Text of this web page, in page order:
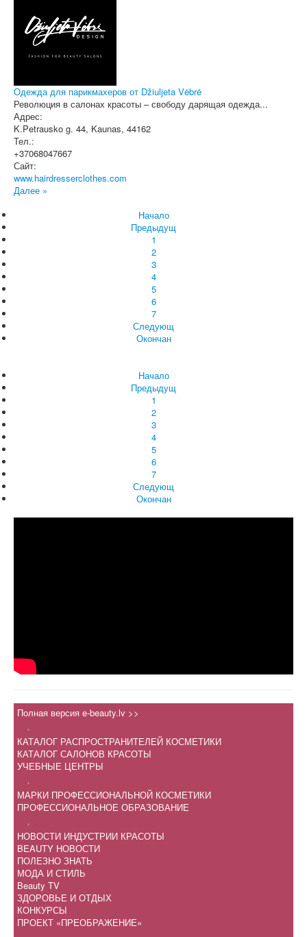
Одежда для парикмахеров от Džiuljeta Vėbrė
Революция в салонах красоты – свободу дарящая одежда...
Адрес:
K.Petrausko g. 44, Kaunas, 44162
Тел.:
+37068047667
Сайт:
www.hairdresserclothes.com
Далее »
Начало
Предыдущ
1
2
3
4
5
6
7
Следующ
Окончан
Начало
Предыдущ
1
2
3
4
5
6
7
Следующ
Окончан
Полная версия e-beauty.lv >>
.
КАТАЛОГ РАСПРОСТРАНИТЕЛЕЙ КОСМЕТИКИ
КАТАЛОГ САЛОНОВ КРАСОТЫ
УЧЕБНЫЕ ЦЕНТРЫ
.
МАРКИ ПРОФЕССИОНАЛЬНОЙ КОСМЕТИКИ
ПРОФЕССИОНАЛЬНОЕ ОБРАЗОВАНИЕ
.
НОВОСТИ ИНДУСТРИИ КРАСОТЫ
BEAUTY НОВОСТИ
ПОЛЕЗНО ЗНАТЬ
МОДА И СТИЛЬ
Beauty TV
ЗДОРОВЬЕ И ОТДЫХ
КОНКУРСЫ
ПРОЕКТ «ПРЕОБРАЖЕНИЕ»